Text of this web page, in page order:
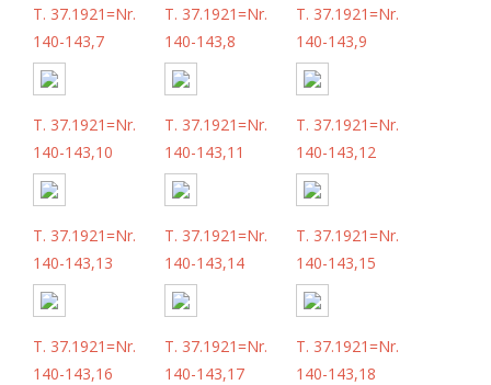
T. 37.1921=Nr.
140-143,7
T. 37.1921=Nr.
140-143,8
T. 37.1921=Nr.
140-143,9
T. 37.1921=Nr.
140-143,10
T. 37.1921=Nr.
140-143,11
T. 37.1921=Nr.
140-143,12
T. 37.1921=Nr.
140-143,13
T. 37.1921=Nr.
140-143,14
T. 37.1921=Nr.
140-143,15
T. 37.1921=Nr.
140-143,16
T. 37.1921=Nr.
140-143,17
T. 37.1921=Nr.
140-143,18